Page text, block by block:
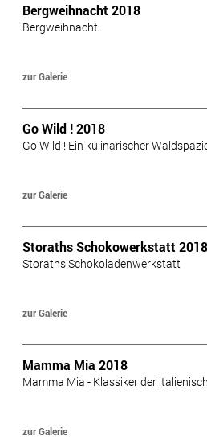
Bergweihnacht 2018
Bergweihnacht
zur Galerie
Go Wild ! 2018
Go Wild ! Ein kulinarischer
zur Galerie
Storaths Schokowerkstatt 2018
Storaths Schokoladenwerkstatt
zur Galerie
Mamma Mia 2018
Mamma Mia - Klassiker der
zur Galerie